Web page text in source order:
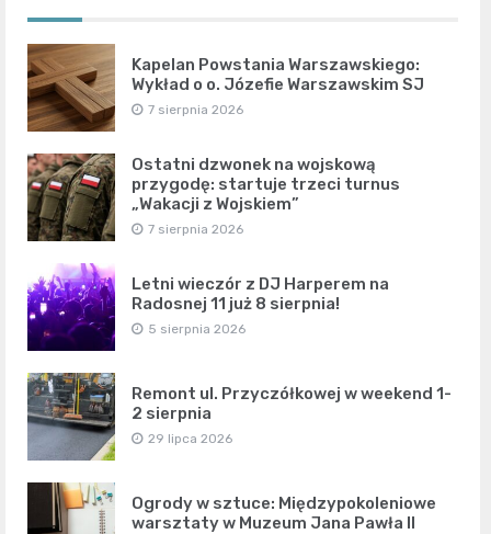
Kapelan Powstania Warszawskiego:
Wykład o o. Józefie Warszawskim SJ
7 sierpnia 2026
Ostatni dzwonek na wojskową
przygodę: startuje trzeci turnus
„Wakacji z Wojskiem”
7 sierpnia 2026
Letni wieczór z DJ Harperem na
Radosnej 11 już 8 sierpnia!
5 sierpnia 2026
Remont ul. Przyczółkowej w weekend 1-
2 sierpnia
29 lipca 2026
Ogrody w sztuce: Międzypokoleniowe
warsztaty w Muzeum Jana Pawła II